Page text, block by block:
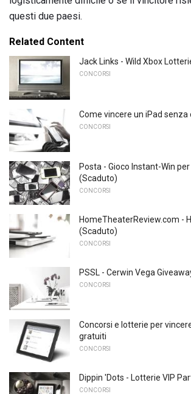
questi due paesi.
Related Content
Jack Links - Wild Xbox
CONCORSI
Come vincere un iPad
CONCORSI
Posta - Gioco Instant-Win
(Scaduto)
CONCORSI
HomeTheaterReview.com -
(Scaduto)
CONCORSI
PSSL - Cerwin Vega
CONCORSI
Concorsi e lotterie per
gratuiti
CONCORSI
Dippin 'Dots - Lotterie VIP
CONCORSI